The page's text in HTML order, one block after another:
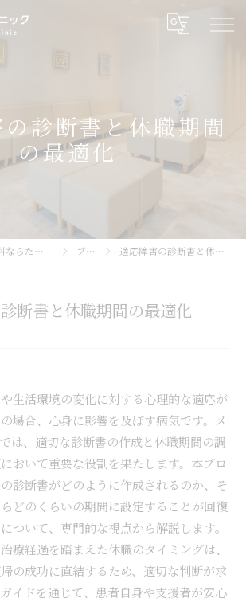
診断書と休職期間
の最適化
大阪市の心療内科ならたかはしクリニック ブログ 適応障害の診断書と休職期間の最適化
断書と休職期間の最適化
生活環境の変化に対する心理的な適応が
場合、心身に影響を及ぼす病気です。メ
は、適切な診断書の作成と休職期間の調
おいて重要な役割を果たします。本ブロ
診断書がどのように作成されるのか、そ
どのくらいの期間に設定することが回復
ついて、専門的な視点から解説します。
療経過を踏まえた休職のタイミングは、
の成功に直結するため、適切な判断が求
イドを通じて、患者自身や支援者が安心